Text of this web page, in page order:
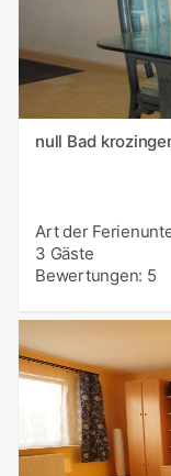
null Bad
Art der
3 Gäste
Bewertungen: 5